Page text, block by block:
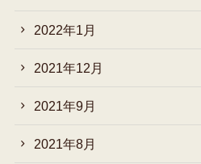
2022年1月
2021年12月
2021年9月
2021年8月